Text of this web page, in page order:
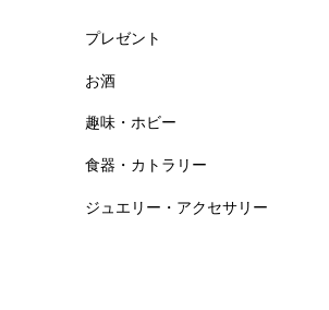
プレゼント
お酒
趣味・ホビー
食器・カトラリー
ジュエリー・アクセサリー